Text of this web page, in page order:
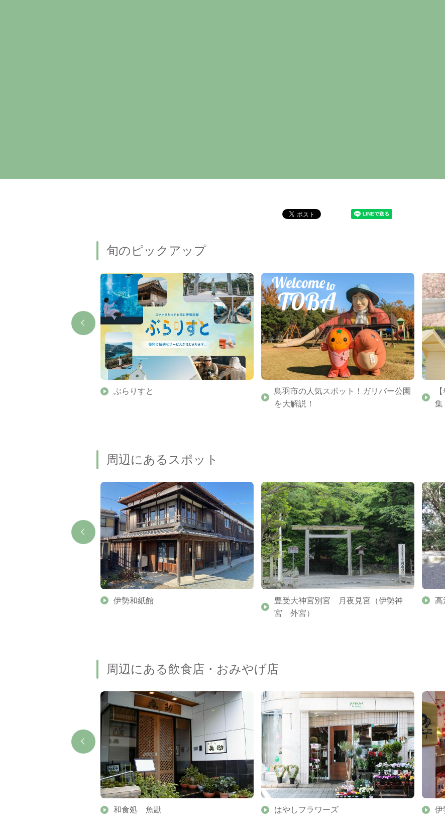
旬のピックアップ
ぶらりすと
鳥羽市の人気スポット！ガリバー公園
を大解説！
集
周辺にあるスポット
伊勢和紙館
豊受大神宮別宮 月夜見宮（伊勢神
宮 外宮）
高
周辺にある飲食店・おみやげ店
和食処 魚勘 はやしフラワーズ 伊